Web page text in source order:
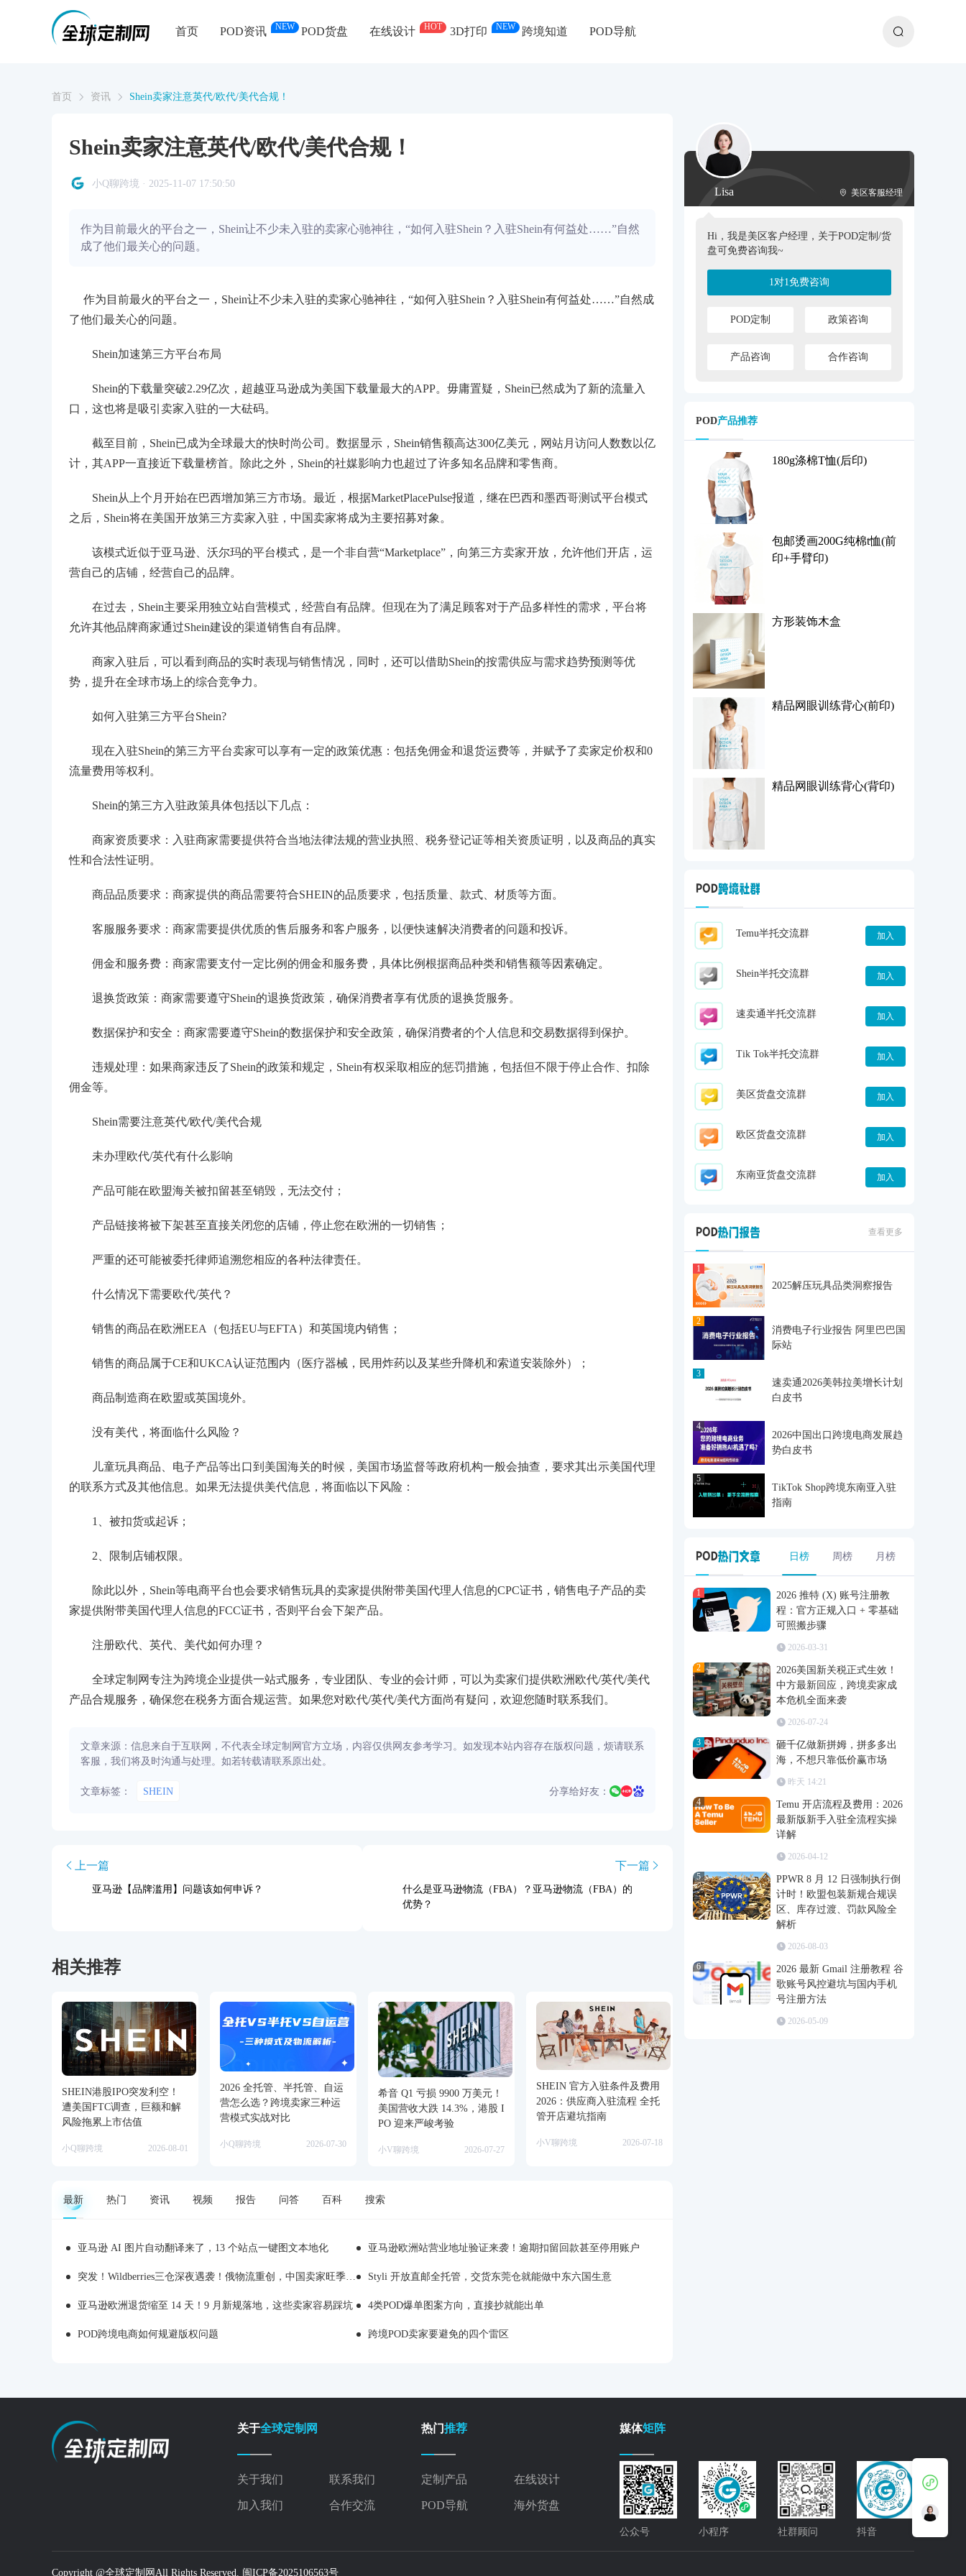
首页 POD资讯 NEW POD货盘 在线设计 HOT 3D打印 NEW 跨境知道 POD导航
首页 资讯 Shein卖家注意英代/欧代/美代合规！
Shein卖家注意英代/欧代/美代合规！
小Q聊跨境 · 2025-11-07 17:50:50
作为目前最火的平台之一，Shein让不少未入驻的卖家心驰神往，“如何入驻Shein？入驻Shein有何益处……”自然
成了他们最关心的问题。
作为目前最火的平台之一，Shein让不少未入驻的卖家心驰神往，“如何入驻Shein？入驻Shein有何益处……”自然成
了他们最关心的问题。
Shein加速第三方平台布局
Shein的下载量突破2.29亿次，超越亚马逊成为美国下载量最大的APP。毋庸置疑，Shein已然成为了新的流量入
口，这也将是吸引卖家入驻的一大砝码。
截至目前，Shein已成为全球最大的快时尚公司。数据显示，Shein销售额高达300亿美元，网站月访问人数数以亿
计，其APP一直接近下载量榜首。除此之外，Shein的社媒影响力也超过了许多知名品牌和零售商。
Shein从上个月开始在巴西增加第三方市场。最近，根据MarketPlacePulse报道，继在巴西和墨西哥测试平台模式
之后，Shein将在美国开放第三方卖家入驻，中国卖家将成为主要招募对象。
该模式近似于亚马逊、沃尔玛的平台模式，是一个非自营“Marketplace”，向第三方卖家开放，允许他们开店，运
营自己的店铺，经营自己的品牌。
在过去，Shein主要采用独立站自营模式，经营自有品牌。但现在为了满足顾客对于产品多样性的需求，平台将
允许其他品牌商家通过Shein建设的渠道销售自有品牌。
商家入驻后，可以看到商品的实时表现与销售情况，同时，还可以借助Shein的按需供应与需求趋势预测等优
势，提升在全球市场上的综合竞争力。
如何入驻第三方平台Shein?
现在入驻Shein的第三方平台卖家可以享有一定的政策优惠：包括免佣金和退货运费等，并赋予了卖家定价权和0
流量费用等权利。
Shein的第三方入驻政策具体包括以下几点：
商家资质要求：入驻商家需要提供符合当地法律法规的营业执照、税务登记证等相关资质证明，以及商品的真实
性和合法性证明。
商品品质要求：商家提供的商品需要符合SHEIN的品质要求，包括质量、款式、材质等方面。
客服服务要求：商家需要提供优质的售后服务和客户服务，以便快速解决消费者的问题和投诉。
佣金和服务费：商家需要支付一定比例的佣金和服务费，具体比例根据商品种类和销售额等因素确定。
退换货政策：商家需要遵守Shein的退换货政策，确保消费者享有优质的退换货服务。
数据保护和安全：商家需要遵守Shein的数据保护和安全政策，确保消费者的个人信息和交易数据得到保护。
违规处理：如果商家违反了Shein的政策和规定，Shein有权采取相应的惩罚措施，包括但不限于停止合作、扣除
佣金等。
Shein需要注意英代/欧代/美代合规
未办理欧代/英代有什么影响
产品可能在欧盟海关被扣留甚至销毁，无法交付；
产品链接将被下架甚至直接关闭您的店铺，停止您在欧洲的一切销售；
严重的还可能被委托律师追溯您相应的各种法律责任。
什么情况下需要欧代/英代？
销售的商品在欧洲EEA（包括EU与EFTA）和英国境内销售；
销售的商品属于CE和UKCA认证范围内（医疗器械，民用炸药以及某些升降机和索道安装除外）；
商品制造商在欧盟或英国境外。
没有美代，将面临什么风险？
儿童玩具商品、电子产品等出口到美国海关的时候，美国市场监督等政府机构一般会抽查，要求其出示美国代理
的联系方式及其他信息。如果无法提供美代信息，将面临以下风险：
1、被扣货或起诉；
2、限制店铺权限。
除此以外，Shein等电商平台也会要求销售玩具的卖家提供附带美国代理人信息的CPC证书，销售电子产品的卖
家提供附带美国代理人信息的FCC证书，否则平台会下架产品。
注册欧代、英代、美代如何办理？
全球定制网专注为跨境企业提供一站式服务，专业团队、专业的会计师，可以为卖家们提供欧洲欧代/英代/美代
产品合规服务，确保您在税务方面合规运营。如果您对欧代/英代/美代方面尚有疑问，欢迎您随时联系我们。
文章来源：信息来自于互联网，不代表全球定制网官方立场，内容仅供网友参考学习。如发现本站内容存在版权问题，烦请联系
客服，我们将及时沟通与处理。如若转载请联系原出处。
文章标签： SHEIN 分享给好友：
上一篇
亚马逊【品牌滥用】问题该如何申诉？
下一篇
什么是亚马逊物流（FBA）？亚马逊物流（FBA）的
优势？
相关推荐
SHEIN港股IPO突发利空！
遭美国FTC调查，巨额和解
风险拖累上市估值
小Q聊跨境 2026-08-01
2026 全托管、半托管、自运
营怎么选？跨境卖家三种运
营模式实战对比
小Q聊跨境 2026-07-30
希音 Q1 亏损 9900 万美元！
美国营收大跌 14.3%，港股 I
PO 迎来严峻考验
小V聊跨境 2026-07-27
SHEIN 官方入驻条件及费用
2026：供应商入驻流程 全托
管开店避坑指南
小V聊跨境 2026-07-18
最新 热门 资讯 视频 报告 问答 百科 搜索
亚马逊 AI 图片自动翻译来了，13 个站点一键图文本地化 亚马逊欧洲站营业地址验证来袭！逾期扣留回款甚至停用账户
突发！Wildberries三仓深夜遇袭！俄物流重创，中国卖家旺季备货踩雷 Styli 开放直邮全托管，交货东莞仓就能做中东六国生意
亚马逊欧洲退货缩至 14 天！9 月新规落地，这些卖家容易踩坑 4类POD爆单图案方向，直接抄就能出单
POD跨境电商如何规避版权问题 跨境POD卖家要避免的四个雷区
Lisa 美区客服经理
Hi，我是美区客户经理，关于POD定制/货
盘可免费咨询我~
1对1免费咨询
POD定制 政策咨询
产品咨询 合作咨询
POD产品推荐
180g涤棉T恤(后印)
包邮烫画200G纯棉t恤(前
印+手臂印)
方形装饰木盒
精品网眼训练背心(前印)
精品网眼训练背心(背印)
Temu半托交流群 加入
Shein半托交流群 加入
速卖通半托交流群 加入
Tik Tok半托交流群 加入
美区货盘交流群 加入
欧区货盘交流群 加入
东南亚货盘交流群 加入
查看更多
1
2025解压玩具品类洞察报告
2
消费电子行业报告 阿里巴巴国
际站
3
速卖通2026美韩拉美增长计划
白皮书
4
2026中国出口跨境电商发展趋
势白皮书
5
TikTok Shop跨境东南亚入驻
指南
日榜 周榜 月榜
1
2026 推特 (X) 账号注册教
程：官方正规入口 + 零基础
可照搬步骤
2026-03-31
2
2026美国新关税正式生效！
中方最新回应，跨境卖家成
本危机全面来袭
2026-07-24
3
砸千亿做新拼姆，拼多多出
海，不想只靠低价赢市场
昨天 14:21
4
Temu 开店流程及费用：2026
最新版新手入驻全流程实操
详解
2026-04-12
5
PPWR 8 月 12 日强制执行倒
计时！欧盟包装新规合规误
区、库存过渡、罚款风险全
解析
2026-08-03
6
2026 最新 Gmail 注册教程 谷
歌账号风控避坑与国内手机
号注册方法
2026-05-09
关于全球定制网
关于我们 联系我们
加入我们 合作交流
热门推荐
定制产品 在线设计
POD导航 海外货盘
媒体矩阵
公众号 小程序 社群顾问 抖音
Copyright @全球定制网All Rights Reserved. 闽ICP备2025106563号